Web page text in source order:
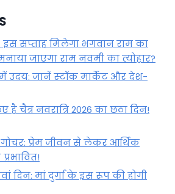
इस सप्ताह मिलेगा भगवान राम का
जाएगा राम नवमी का त्योहार?
उदय: जानें स्‍टॉक मार्केट और देश-
चैत्र नवरात्रि 2026 का छठा दिन!
प्रेम जीवन से लेकर आर्थिक
दिन: मां दुर्गा के इस रूप की होगी